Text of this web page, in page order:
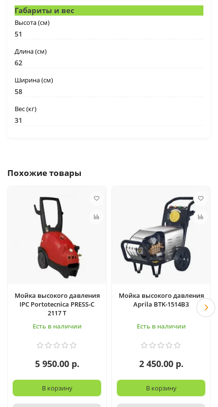
Габариты и вес
Высота (cм)
51
Длина (cм)
62
Ширина (cм)
58
Вес (кг)
31
Похожие товары
Мойка высокого давления
IPC Portotecnica PRESS-C
2117 T
Есть в наличии
5 950.00 р.
В корзину
Мойка высокого давления
Aprila BTK-1514B3
Есть в наличии
2 450.00 р.
В корзину